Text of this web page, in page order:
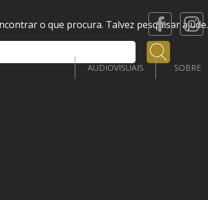
AUDIOVISUAIS SOBRE
o que procura. Talvez pesquisar ajude.